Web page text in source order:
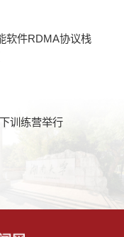
软件RDMA协议栈
训练营举行